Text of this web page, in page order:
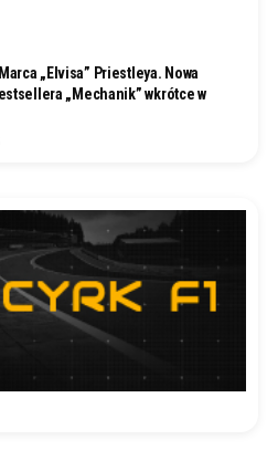
„Elvisa” Priestleya. Nowa
„Mechanik” wkrótce w